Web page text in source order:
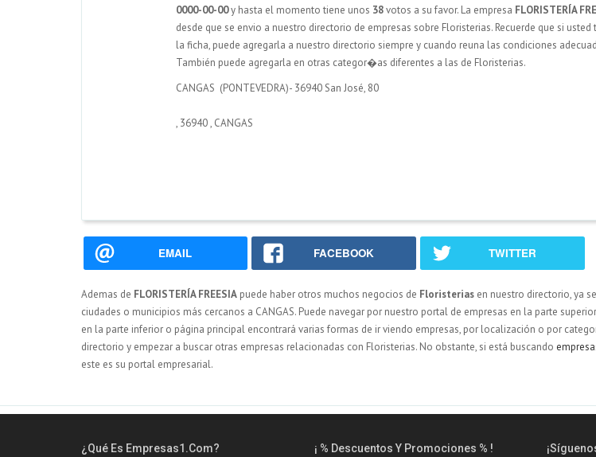
0000-00-00y hasta el momento tiene unos 38votos a su favor. La empresa FLORISTERÍA
desde que se envio a nuestro directorio de empresas sobre Floristerias. Recuerde que si
la ficha, puede agregarla a nuestro directorio siempre y cuando reuna las condiciones
También puede agregarla en otras categor�as diferentes a las de Floristerias.
CANGAS (PONTEVEDRA)- 36940 San José, 80
, 36940, CANGAS
EMAIL FACEBOOK TWITTER
Ademas de FLORISTERÍA FREESIA puede haber otros muchos negocios de Floristerias en nuestro directorio, ya
ciudades o municipios más cercanos a CANGAS. Puede navegar por nuestro portal de empresas en la parte
en la parte inferior o página principal encontrará varias formas de ir viendo empresas, por localización o por
directorio y empezar a buscar otras empresas relacionadas con Floristerias. No obstante, si está buscando
este es su portal empresarial.
¿Qué Es Empresas1.com? ¡ % Descuentos Y Promociones % !